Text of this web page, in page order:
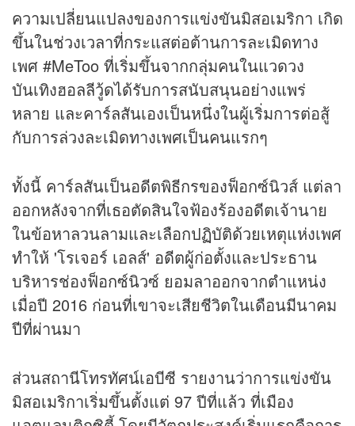
ความเปลี่ยนแปลงของการแข่งขันมิสอเมริกา เกิด
ขึ้นในช่วงเวลาที่กระแสต่อต้านการละเมิดทาง
เพศ #MeToo ที่เริ่มขึ้นจากกลุ่มคนในแวดวง
บันเทิงฮอลลีวู้ดได้รับการสนับสนุนอย่างแพร่
หลาย และคาร์ลสันเองเป็นหนึ่งในผู้เริ่มการต่อสู้
กับการล่วงละเมิดทางเพศเป็นคนแรกๆ
ทั้งนี้ คาร์ลสันเป็นอดีตพิธีกรของฟ็อกซ์นิวส์ แต่ลา
ออกหลังจากที่เธอตัดสินใจฟ้องร้องอดีตเจ้านาย
ในข้อหาลวนลามและเลือกปฏิบัติด้วยเหตุแห่งเพศ
ทำให้ 'โรเจอร์ เอลส์' อดีตผู้ก่อตั้งและประธาน
บริหารช่องฟ็อกซ์นิวซ์ ยอมลาออกจากตำแหน่ง
เมื่อปี 2016 ก่อนที่เขาจะเสียชีวิตในเดือนมีนาคม
ปีที่ผ่านมา
ส่วนสถานีโทรทัศน์เอบีซี รายงานว่าการแข่งขัน
มิสอเมริกาเริ่มขึ้นตั้งแต่ 97 ปีที่แล้ว ที่เมือง